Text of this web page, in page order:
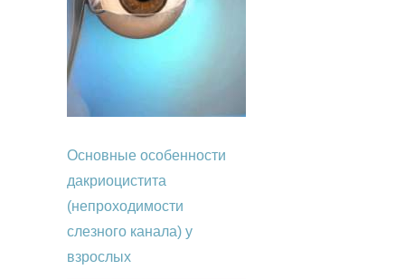
Основные особенности
дакриоцистита
(непроходимости
слезного канала) у
взрослых